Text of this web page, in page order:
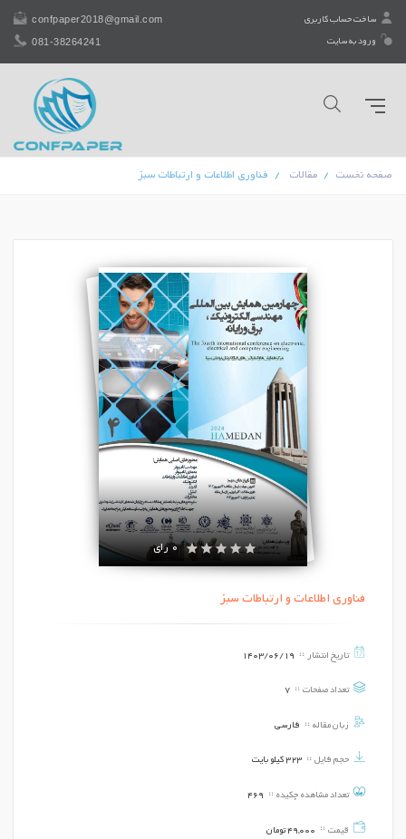
ساخت حساب کاربری
ورود به سایت
confpaper2018@gmail.com
081-38264241
صفحه نخست مقالات فناوری اطلاعات و ارتباطات سبز
0 رای
فناوری اطلاعات و ارتباطات سبز
تاریخ انتشار 1403/06/19
تعداد صفحات 7
زبان مقاله فارسی
حجم فایل 323 کیلو بایت
تعداد مشاهده چکیده 469
قیمت 49,000تومان